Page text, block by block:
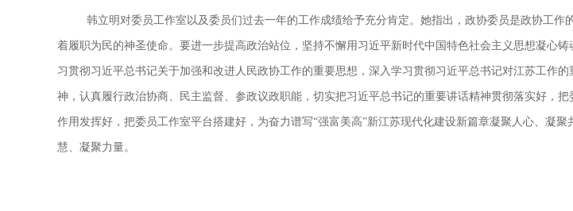
韩立明对委员工作室以及委员们过去一年的工作成绩给予充分肯定。她指出，政协委员是政协工作
着履职为民的神圣使命。要进一步提高政治站位，坚持不懈用习近平新时代中国特色社会主义思想凝心铸
习贯彻习近平总书记关于加强和改进人民政协工作的重要思想，深入学习贯彻习近平总书记对江苏工作的
神，认真履行政治协商、民主监督、参政议政职能，切实把习近平总书记的重要讲话精神贯彻落实好，把
作用发挥好，把委员工作室平台搭建好，为奋力谱写“强富美高”新江苏现代化建设新篇章凝聚人心、凝聚
慧、凝聚力量。